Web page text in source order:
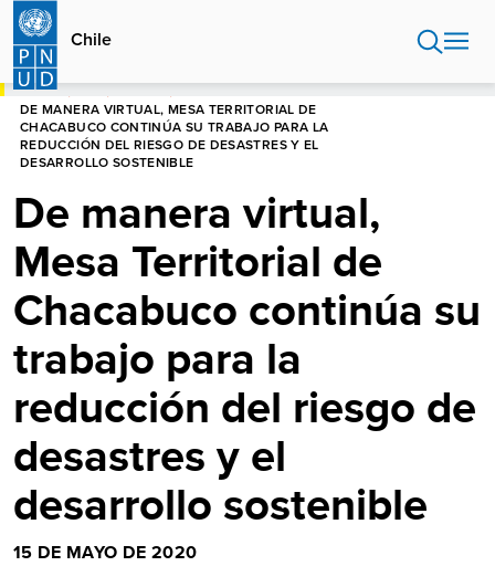
Pasar
contenido
principal
Chile
HOME
DE MANERA VIRTUAL, MESA TERRITORIAL DE
CHACABUCO CONTINÚA SU TRABAJO PARA LA
REDUCCIÓN DEL RIESGO DE DESASTRES Y EL
DESARROLLO SOSTENIBLE
De manera virtual,
Mesa Territorial de
Chacabuco continúa su
trabajo para la
reducción del riesgo de
desastres y el
desarrollo sostenible
15 DE MAYO DE 2020